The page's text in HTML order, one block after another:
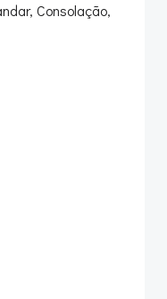
Consolação,